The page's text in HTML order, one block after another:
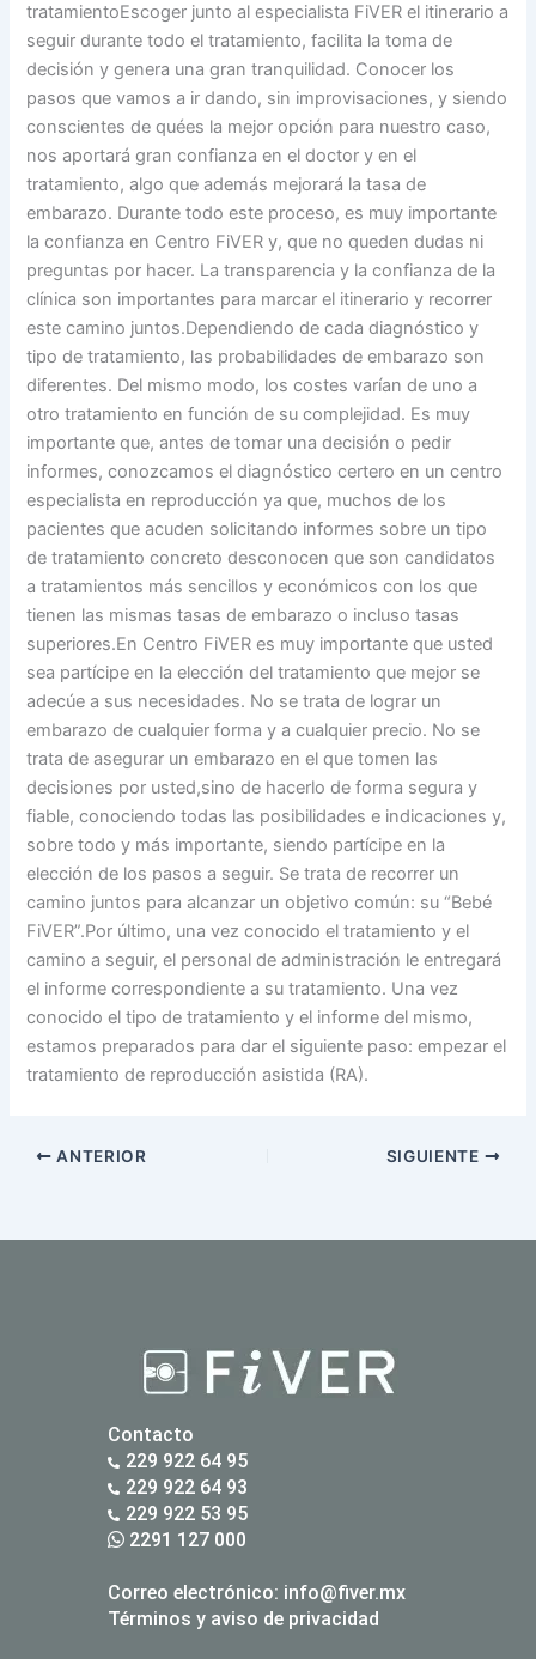
tratamientoEscoger junto al especialista FiVER el itinerario a
seguir durante todo el tratamiento, facilita la toma de
decisión y genera una gran tranquilidad. Conocer los
pasos que vamos a ir dando, sin improvisaciones, y siendo
conscientes de quées la mejor opción para nuestro caso,
nos aportará gran confianza en el doctor y en el
tratamiento, algo que además mejorará la tasa de
embarazo. Durante todo este proceso, es muy importante
la confianza en Centro FiVER y, que no queden dudas ni
preguntas por hacer. La transparencia y la confianza de la
clínica son importantes para marcar el itinerario y recorrer
este camino juntos.Dependiendo de cada diagnóstico y
tipo de tratamiento, las probabilidades de embarazo son
diferentes. Del mismo modo, los costes varían de uno a
otro tratamiento en función de su complejidad. Es muy
importante que, antes de tomar una decisión o pedir
informes, conozcamos el diagnóstico certero en un centro
especialista en reproducción ya que, muchos de los
pacientes que acuden solicitando informes sobre un tipo
de tratamiento concreto desconocen que son candidatos
a tratamientos más sencillos y económicos con los que
tienen las mismas tasas de embarazo o incluso tasas
superiores.En Centro FiVER es muy importante que usted
sea partícipe en la elección del tratamiento que mejor se
adecúe a sus necesidades. No se trata de lograr un
embarazo de cualquier forma y a cualquier precio. No se
trata de asegurar un embarazo en el que tomen las
decisiones por usted,sino de hacerlo de forma segura y
fiable, conociendo todas las posibilidades e indicaciones y,
sobre todo y más importante, siendo partícipe en la
elección de los pasos a seguir. Se trata de recorrer un
camino juntos para alcanzar un objetivo común: su “Bebé
FiVER”.Por último, una vez conocido el tratamiento y el
camino a seguir, el personal de administración le entregará
el informe correspondiente a su tratamiento. Una vez
conocido el tipo de tratamiento y el informe del mismo,
estamos preparados para dar el siguiente paso: empezar el
tratamiento de reproducción asistida (RA).
ANTERIOR SIGUIENTE
Contacto
229 922 64 95
229 922 64 93
229 922 53 95
2291 127 000
Correo electrónico: info@fiver.mx
Términos y aviso de privacidad